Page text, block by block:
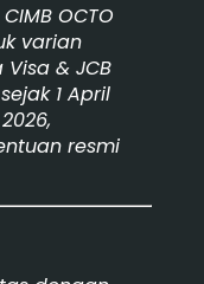
OCTO
varian
& JCB
1 April
resmi